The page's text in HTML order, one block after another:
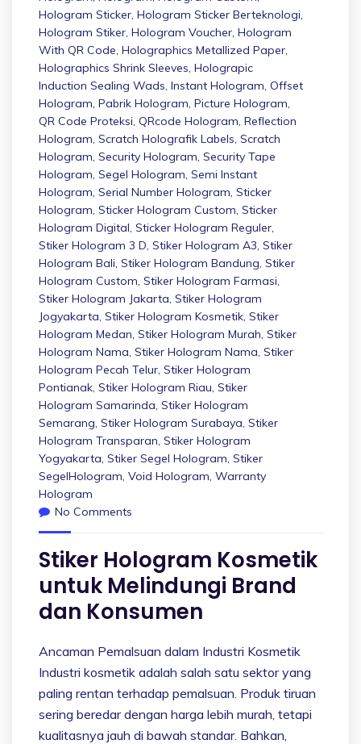
Hologram Sticker, Hologram Sticker Berteknologi,
Hologram Stiker, Hologram Voucher, Hologram
With QR Code, Holographics Metallized Paper,
Holographics Shrink Sleeves, Holograpic
Induction Sealing Wads, Instant Hologram, Offset
Hologram, Pabrik Hologram, Picture Hologram,
QR Code Proteksi, QRcode Hologram, Reflection
Hologram, Scratch Holografik Labels, Scratch
Hologram, Security Hologram, Security Tape
Hologram, Segel Hologram, Semi Instant
Hologram, Serial Number Hologram, Sticker
Hologram, Sticker Hologram Custom, Sticker
Hologram Digital, Sticker Hologram Reguler,
Stiker Hologram 3 D, Stiker Hologram A3, Stiker
Hologram Bali, Stiker Hologram Bandung, Stiker
Hologram Custom, Stiker Hologram Farmasi,
Stiker Hologram Jakarta, Stiker Hologram
Jogyakarta, Stiker Hologram Kosmetik, Stiker
Hologram Medan, Stiker Hologram Murah, Stiker
Hologram Nama, Stiker Hologram Nama, Stiker
Hologram Pecah Telur, Stiker Hologram
Pontianak, Stiker Hologram Riau, Stiker
Hologram Samarinda, Stiker Hologram
Semarang, Stiker Hologram Surabaya, Stiker
Hologram Transparan, Stiker Hologram
Yogyakarta, Stiker Segel Hologram, Stiker
SegelHologram, Void Hologram, Warranty
Hologram
No Comments
Stiker Hologram Kosmetik
untuk Melindungi Brand
dan Konsumen
Ancaman Pemalsuan dalam Industri Kosmetik
Industri kosmetik adalah salah satu sektor yang
paling rentan terhadap pemalsuan. Produk tiruan
sering beredar dengan harga lebih murah, tetapi
kualitasnya jauh di bawah standar. Bahkan,